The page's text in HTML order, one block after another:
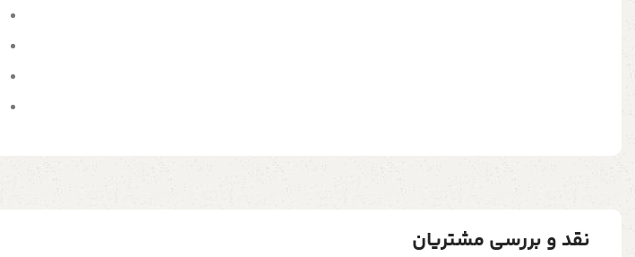
نقد و بررسی مشتریان